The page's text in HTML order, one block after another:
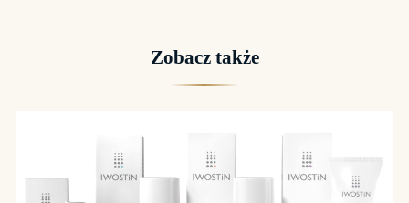
Zobacz także